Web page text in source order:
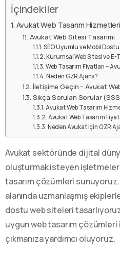
İçindekiler
Avukat Web Tasarım
Avukat Web Sitesi Tasarımı
SEO Uyumlu ve Mobil
Kurumsal Web Sitesi ve
Web Tasarım Fiyatları –
Neden GZR Ajans?
İletişime Geçin – Avukat
Sıkça Sorulan Sorular
Avukat Web Tasarım
Avukat Web Tasarım
Neden Avukat için GZR
Avukat sektöründe dijital
oluşturmak isteyen
tasarım çözümleri
alanında uzmanlaşmış
dostu web siteleri
uygun web tasarım
çıkmanıza yardımcı oluyoruz.